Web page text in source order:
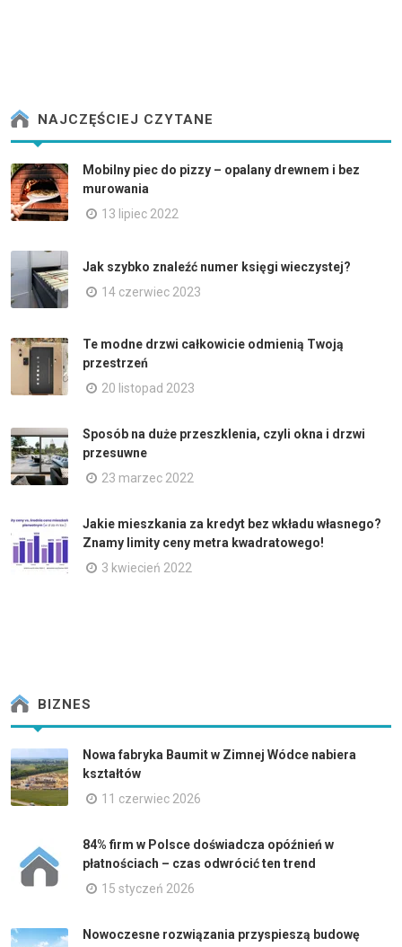
NAJCZĘŚCIEJ CZYTANE
Mobilny piec do pizzy – opalany drewnem i bez
murowania
13 lipiec 2022
Jak szybko znaleźć numer księgi wieczystej?
14 czerwiec 2023
Te modne drzwi całkowicie odmienią Twoją
przestrzeń
20 listopad 2023
Sposób na duże przeszklenia, czyli okna i drzwi
przesuwne
23 marzec 2022
Jakie mieszkania za kredyt bez wkładu własnego?
Znamy limity ceny metra kwadratowego!
3 kwiecień 2022
BIZNES
Nowa fabryka Baumit w Zimnej Wódce nabiera
kształtów
11 czerwiec 2026
84% firm w Polsce doświadcza opóźnień w
płatnościach – czas odwrócić ten trend
15 styczeń 2026
Nowoczesne rozwiązania przyspieszą budowę